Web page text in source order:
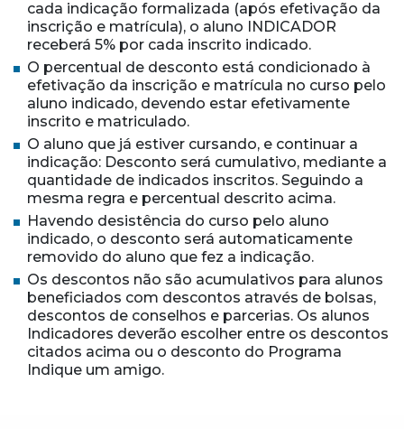
cada indicação formalizada (após efetivação da
inscrição e matrícula), o aluno INDICADOR
receberá 5% por cada inscrito indicado.
O percentual de desconto está condicionado à
efetivação da inscrição e matrícula no curso pelo
aluno indicado, devendo estar efetivamente
inscrito e matriculado.
O aluno que já estiver cursando, e continuar a
indicação: Desconto será cumulativo, mediante a
quantidade de indicados inscritos. Seguindo a
mesma regra e percentual descrito acima.
Havendo desistência do curso pelo aluno
indicado, o desconto será automaticamente
removido do aluno que fez a indicação.
Os descontos não são acumulativos para alunos
beneficiados com descontos através de bolsas,
descontos de conselhos e parcerias. Os alunos
Indicadores deverão escolher entre os descontos
citados acima ou o desconto do Programa
Indique um amigo.